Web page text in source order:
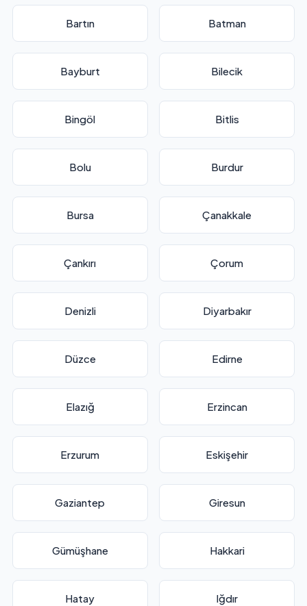
Bartın Batman
Bayburt Bilecik
Bingöl Bitlis
Bolu Burdur
Bursa Çanakkale
Çankırı Çorum
Denizli Diyarbakır
Düzce Edirne
Elazığ Erzincan
Erzurum Eskişehir
Gaziantep Giresun
Gümüşhane Hakkari
Hatay Iğdır